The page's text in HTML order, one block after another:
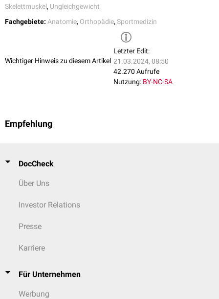
Skelettmuskel, Ungleichgewicht
Fachgebiete: Anatomie, Orthopädie, Sportmedizin
Wichtiger Hinweis zu diesem Artikel
Letzter Edit:
21.03.2024, 08:50
42.270 Aufrufe
Nutzung: BY-NC-SA
Empfehlung
DocCheck
Über Uns
Investor Relations
Presse
Karriere
Für Unternehmen
Werbung